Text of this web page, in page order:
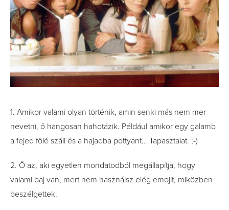
1. Amikor valami olyan történik, amin senki más nem mer
nevetni, ő hangosan hahotázik. Például amikor egy galamb
a fejed fölé száll és a hajadba pottyant… Tapasztalat. ;-)
2. Ő az, aki egyetlen mondatodból megállapítja, hogy
valami baj van, mert nem használsz elég emojit, miközben
beszélgettek.